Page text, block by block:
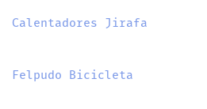
Calentadores Jirafa
Felpudo Bicicleta